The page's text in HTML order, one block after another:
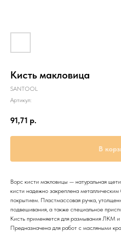
Кисть макловица
SANTOOL
Артикул:
91,71 р.
В
Ворс кисти макловицы — натуральная
кисти надежно закреплена
покрытием. Пластмассовая ручка,
подвешивания, а также специальное
Кисть применяется для размывания ЛКМ
Предназначена для работ с масляными